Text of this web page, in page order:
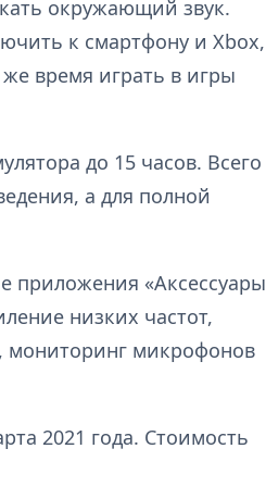
окружающий звук.
к смартфону и Xbox,
время играть в игры
до 15 часов. Всего
а для полной
приложения «Аксессуары
низких частот,
мониторинг микрофонов
2021 года. Стоимость